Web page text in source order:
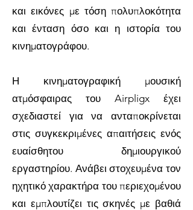
και εικόνες με τόση πολυπλοκότητα
και ένταση όσο και η ιστορία του
κινηματογράφου.
Η κινηματογραφική μουσική
ατμόσφαιρας του Airpligx έχει
σχεδιαστεί για να ανταποκρίνεται
στις συγκεκριμένες απαιτήσεις ενός
ευαίσθητου δημιουργικού
εργαστηρίου. Ανάβει στοχευμένα τον
ηχητικό χαρακτήρα του περιεχομένου
και εμπλουτίζει τις σκηνές με βαθιά